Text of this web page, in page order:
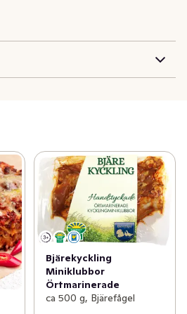
Bjärekyckling
Miniklubbor
Örtmarinerade
ca 500 g, Bjärefågel